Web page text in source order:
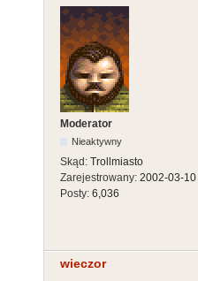
Moderator
Nieaktywny
Skąd: Trollmiasto
Zarejestrowany: 2002-03-10
Posty: 6,036
wieczor